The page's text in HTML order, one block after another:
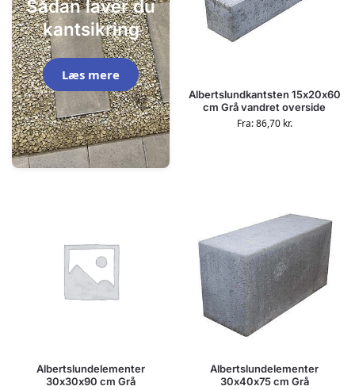
Sådan laver du
kantsikring
Læs mere
Albertslundkantsten 15x20x60
cm Grå vandret overside
Fra:86,70 kr.
Albertslundelementer
30x30x90 cm Grå
Albertslundelementer
30x40x75 cm Grå